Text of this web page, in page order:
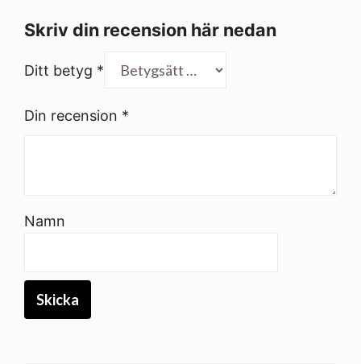
Skriv din recension här nedan
Ditt betyg *
Din recension *
Namn